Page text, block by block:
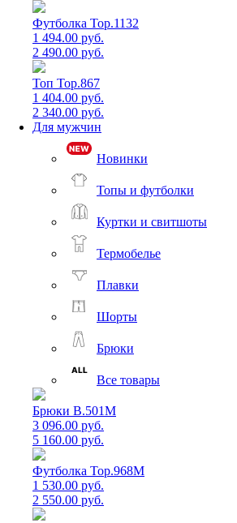
Футболка Top.1132
1 494.00 руб.
2 490.00 руб.
Топ Top.867
1 404.00 руб.
2 340.00 руб.
Для мужчин
Новинки
Топы и футболки
Куртки и свитшоты
Термобелье
Плавки
Шорты
Брюки
Все товары
Брюки B.501M
3 096.00 руб.
5 160.00 руб.
Футболка Top.968M
1 530.00 руб.
2 550.00 руб.